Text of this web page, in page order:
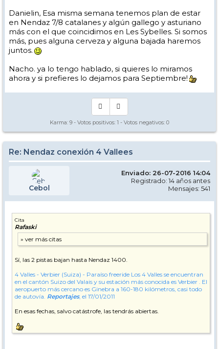
Danielin, Esa misma semana tenemos plan de estar
en Nendaz 7/8 catalanes y algún gallego y asturiano
más con el que coincidimos en Les Sybelles. Si somos
más, pues alguna cerveza y alguna bajada haremos
juntos.
Nacho. ya lo tengo hablado, si quieres lo miramos
ahora y si prefieres lo dejamos para Septiembre!
Karma: 9 - Votos positivos: 1 - Votos negativos: 0
Re: Nendaz conexión 4 Vallees
Cebol
Enviado: 26-07-2016 14:04
Registrado: 14 años antes
Mensajes: 541
Cita
Rafaski
Sí, las 2 pistas bajan hasta Nendaz 1400.
4 Valles - Verbier (Suiza) - Paraíso freeride Los 4 Valles se encuentran
en el cantón Suizo del Valais y su estación más conocida es Verbier . El
aeropuerto más cercano es Ginebra a 160-180 kilómetros, casi todo
de autovía. Reportajes, el 17/01/2011
En esas fechas, salvo catástrofe, las tendrás abiertas.